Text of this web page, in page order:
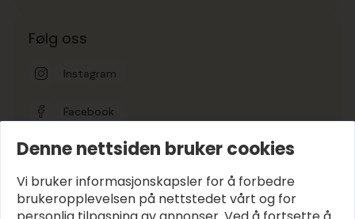
Følg oss
Instagram
Facebook
Google-vurdering
Denne nettsiden bruker cookies
Vi bruker informasjonskapsler for å forbedre
brukeropplevelsen på nettstedet vårt og for